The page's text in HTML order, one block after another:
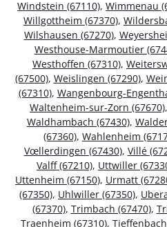
Windstein (67110), Wimmenau
Willgottheim (67370),
Wilshausen (67270),
Westhouse-Marmoutier
Westhoffen (67310),
(67500), Weislingen (67290),
(67310), Wangenbourg-
Waltenheim-sur-Zorn (67670),
Waldhambach (67430),
(67360), Wahlenheim
Vœllerdingen (67430), Villé
Valff (67210), Uttwiller
Uttenheim (67150), Urmatt
(67350), Uhlwiller (67350),
(67370), Trimbach (67470),
Traenheim (67310),